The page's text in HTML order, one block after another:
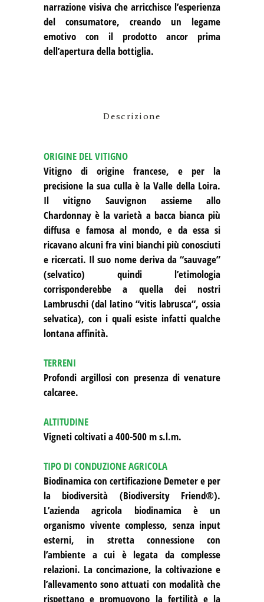
narrazione visiva che arricchisce l’esperienza
del consumatore, creando un legame
emotivo con il prodotto ancor prima
dell’apertura della bottiglia.
Descrizione
ORIGINE DEL VITIGNO
Vitigno di origine francese, e per la
precisione la sua culla è la Valle della Loira.
Il vitigno Sauvignon assieme allo
Chardonnay è la varietà a bacca bianca più
diffusa e famosa al mondo, e da essa si
ricavano alcuni fra vini bianchi più conosciuti
e ricercati. Il suo nome deriva da “sauvage”
(selvatico) quindi l’etimologia
corrisponderebbe a quella dei nostri
Lambruschi (dal latino “vitis labrusca“, ossia
selvatica), con i quali esiste infatti qualche
lontana affinità.
TERRENI
Profondi argillosi con presenza di venature
calcaree.
ALTITUDINE
Vigneti coltivati a 400-500 m s.l.m.
TIPO DI CONDUZIONE AGRICOLA
Biodinamica con certificazione Demeter e per
la biodiversità (Biodiversity Friend®).
L’azienda agricola biodinamica è un
organismo vivente complesso, senza input
esterni, in stretta connessione con
l’ambiente a cui è legata da complesse
relazioni. La concimazione, la coltivazione e
l’allevamento sono attuati con modalità che
rispettano e promuovono la fertilità e la